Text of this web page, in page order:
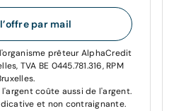
par mail
prêteur AlphaCredit
TVA BE 0445.781.316, RPM
coûte aussi de l'argent.
et non contraignante.